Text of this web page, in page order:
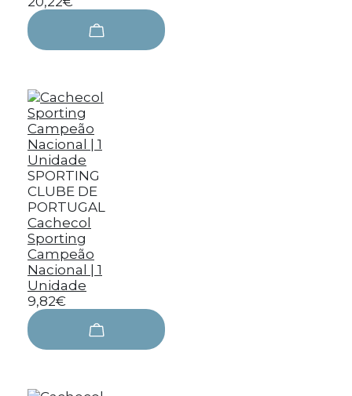
SPORTING
CLUBE DE
PORTUGAL
Cachecol
Sporting
Campeão
Nacional | 1
Unidade
9,82€